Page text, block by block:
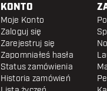
KONTO
Moje Konto
Zaloguj się
Zarejestruj się
Zapomniałeś hasła
Status zamówienia
Historia zamówień